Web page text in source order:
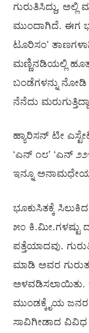
ಗುರುತಿಸಿದ್ದು,
ಮುಂದಾಗಿದೆ. ಈಗ
ಟೂರಿಸಂ’
ಮಣ್ಣಿನಡಿಯಲ್ಲಿ
ಬಂಡೆಗಳನ್ನು ನೋಡಿ
ನೆನೆದು
ಹ್ಯಾರಿಸನ್ ಟೀ
‘ಎನ್ ೧೮’ ‘ಎನ್
ಇನ್ನೂ
ಭೂಕುಸಿತಕ್ಕೆ
೫೦
ಪತ್ತೆಯಾದವು.
ಮಾಡಿ ಅವರ
ಅಳವಡಿಸಲಾಯಿತು.
ಮುಂಡಕ್ಕೈಯ ಜನರ
ಸಾವಿಗೀಡಾದ ವಿವಿಧ